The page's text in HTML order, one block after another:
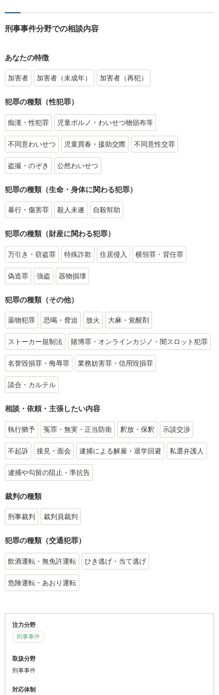
刑事事件分野での相談内容
あなたの特徴
加害者 加害者（未成年） 加害者（再犯）
犯罪の種類（性犯罪）
痴漢・性犯罪 児童ポルノ・わいせつ物頒布等
不同意わいせつ 児童買春・援助交際 不同意性交罪
盗撮・のぞき 公然わいせつ
犯罪の種類（生命・身体に関わる犯罪）
暴行・傷害罪 殺人未遂 自殺幇助
犯罪の種類（財産に関わる犯罪）
万引き・窃盗罪 特殊詐欺 住居侵入 横領罪・背任罪
偽造罪 強盗 器物損壊
犯罪の種類（その他）
薬物犯罪 恐喝・脅迫 放火 大麻・覚醒剤
ストーカー規制法 賭博罪・オンラインカジノ・闇スロット犯罪
名誉毀損罪・侮辱罪 業務妨害罪・信用毀損罪
談合・カルテル
相談・依頼・主張したい内容
執行猶予 冤罪・無実・正当防衛 釈放・保釈 示談交渉
不起訴 接見・面会 逮捕による解雇・退学回避 私選弁護人
逮捕や勾留の阻止・準抗告
裁判の種類
刑事裁判 裁判員裁判
犯罪の種類（交通犯罪）
飲酒運転・無免許運転 ひき逃げ・当て逃げ
危険運転・あおり運転
注力分野
刑事事件
取扱分野
刑事事件
対応体制